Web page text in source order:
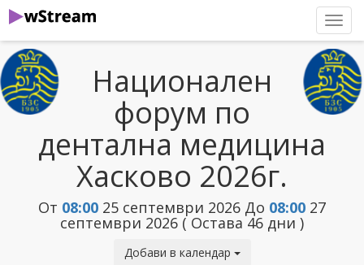
Национален
форум по
дентална медицина
Хасково 2026г.
От 08:00 25 септември 2026 До 08:00 27
септември 2026 ( Остава 46 дни )
Добави в календар